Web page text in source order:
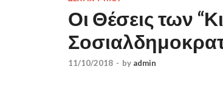
Οι Θέσεις των
11/10/2018 - by admin